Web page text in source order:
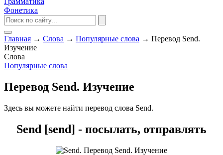
Фонетика
Главная → Слова → Популярные слова → Перевод Send.
Изучение
Слова
Популярные слова
Перевод Send. Изучение
Здесь вы можете найти перевод слова Send.
Send [send] - посылать, отправлять